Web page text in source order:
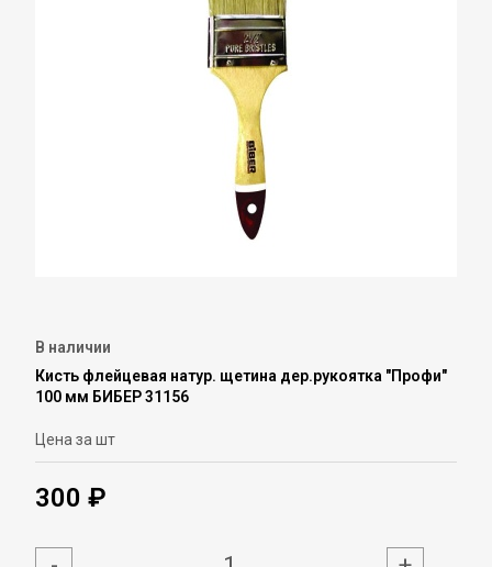
В наличии
Кисть флейцевая натур. щетина дер.рукоятка "Профи"
100 мм БИБЕР 31156
Цена за шт
300 ₽